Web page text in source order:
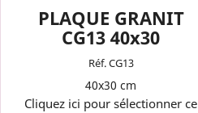
PLAQUE GRANIT
CG13 40x30
Réf. CG13
40x30 cm
Cliquez ici pour sélectionner ce